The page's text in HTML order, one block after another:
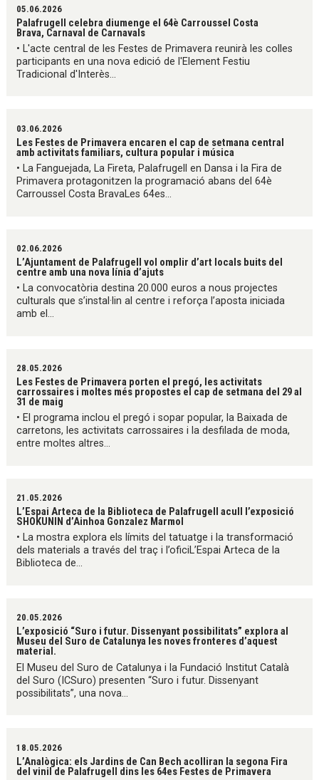
05.06.2026
Palafrugell celebra diumenge el 64è Carroussel Costa
Brava, Carnaval de Carnavals
• L'acte central de les Festes de Primavera reunirà les colles
participants en una nova edició de l'Element Festiu
Tradicional d'Interès...
03.06.2026
Les Festes de Primavera encaren el cap de setmana central
amb activitats familiars, cultura popular i música
• La Fanguejada, La Fireta, Palafrugell en Dansa i la Fira de
Primavera protagonitzen la programació abans del 64è
Carroussel Costa BravaLes 64es...
02.06.2026
L’Ajuntament de Palafrugell vol omplir d’art locals buits del
centre amb una nova línia d’ajuts
• La convocatòria destina 20.000 euros a nous projectes
culturals que s’instal·lin al centre i reforça l’aposta iniciada
amb el...
28.05.2026
Les Festes de Primavera porten el pregó, les activitats
carrossaires i moltes més propostes el cap de setmana del 29 al
31 de maig
• El programa inclou el pregó i sopar popular, la Baixada de
carretons, les activitats carrossaires i la desfilada de moda,
entre moltes altres...
21.05.2026
L’Espai Arteca de la Biblioteca de Palafrugell acull l’exposició
SHOKUNIN d’Ainhoa Gonzalez Marmol
• La mostra explora els límits del tatuatge i la transformació
dels materials a través del traç i l’oficiL’Espai Arteca de la
Biblioteca de...
20.05.2026
L’exposició “Suro i futur. Dissenyant possibilitats” explora al
Museu del Suro de Catalunya les noves fronteres d’aquest
material.
El Museu del Suro de Catalunya i la Fundació Institut Català
del Suro (ICSuro) presenten “Suro i futur. Dissenyant
possibilitats”, una nova...
18.05.2026
L’Analògica: els Jardins de Can Bech acolliran la segona Fira
del vinil de Palafrugell dins les 64es Festes de Primavera